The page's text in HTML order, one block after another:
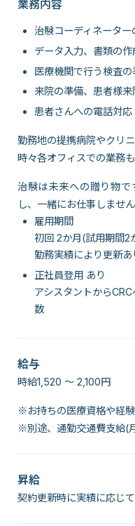
業務内容
治験コーディネーター
データ入力、書類の
医療機関で行う検査
来院の準備、患者様
患者さんへの電話対応
勤務地の提携病院やクリ
時々各オフィスでの業務も
治験は未来への贈り物
し、一緒にお仕事しませ
雇用期間
初回 2か月(試用期間2
勤務実績により更新あ
正社員登用 あり
アシスタントから
数
給与
時給1,520 〜 2,100円
※お持ちの医療資格や経験
※別途、通勤交通費支給(
昇給
契約更新時に実績に応じて